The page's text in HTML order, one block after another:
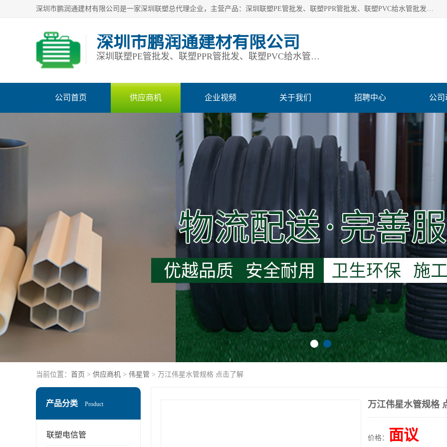
深圳市鹏润通建材有限公司是一家深圳联塑总代理企业，主营产品：深圳联塑PE管批发、联塑PPR管批发、联塑PVC给水管批发、联塑PVC排水管批发、联塑管道批发等。凭借服务以及多年的勤奋拼搏，发展成为一家销售各种管材管件，绝缘电工套管及配件等系列产品的贸易公司。公司秉承“顾客至上，锐意进取”的经营理念，坚持“客户至上”原则为广大客户提供的服务。欢迎惠顾！
深圳市鹏润通建材有限公司
深圳联塑PE管批发、联塑PPR管批发、联塑PVC给水管批发、联塑PVC排水管批发、联塑管道批发等
公司首页 供应商机 企业视频 关于我们 招聘中心 公司
当前位置： 首页 > 供应商机 > 伟星管 > 万江伟星水管规格 点击了解
产品分类 Product
联塑电信管
万江伟星水管规格
价格： 面议